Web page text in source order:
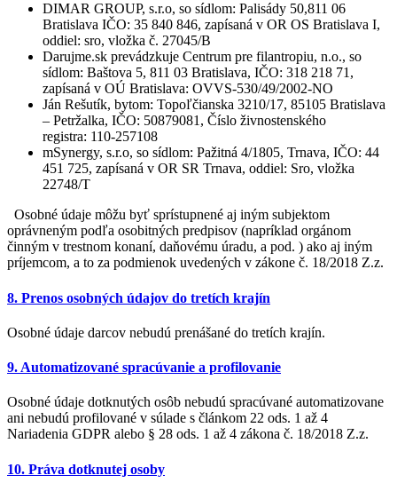
DIMAR GROUP, s.r.o, so sídlom: Palisády 50,811 06
Bratislava IČO: 35 840 846, zapísaná v OR OS Bratislava I,
oddiel: sro, vložka č. 27045/B
Darujme.sk prevádzkuje Centrum pre filantropiu, n.o., so
sídlom: Baštova 5, 811 03 Bratislava, IČO: 318 218 71,
zapísaná v OÚ Bratislava: OVVS-530/49/2002-NO
Ján Rešutík, bytom: Topoľčianska 3210/17, 85105 Bratislava
– Petržalka, IČO: 50879081, Číslo živnostenského
registra: 110-257108
mSynergy, s.r.o, so sídlom: Pažitná 4/1805, Trnava, IČO: 44
451 725, zapísaná v OR SR Trnava, oddiel: Sro, vložka
22748/T
Osobné údaje môžu byť sprístupnené aj iným subjektom
oprávneným podľa osobitných predpisov (napríklad orgánom
činným v trestnom konaní, daňovému úradu, a pod. ) ako aj iným
príjemcom, a to za podmienok uvedených v zákone č. 18/2018 Z.z.
8. Prenos osobných údajov do tretích krajín
Osobné údaje darcov nebudú prenášané do tretích krajín.
9. Automatizované spracúvanie a profilovanie
Osobné údaje dotknutých osôb nebudú spracúvané automatizovane
ani nebudú profilované v súlade s článkom 22 ods. 1 až 4
Nariadenia GDPR alebo § 28 ods. 1 až 4 zákona č. 18/2018 Z.z.
10. Práva dotknutej osoby